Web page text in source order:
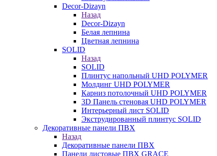
Decor-Dizayn
Назад
Decor-Dizayn
Белая лепнина
Цветная лепнина
SOLID
Назад
SOLID
Плинтус напольный UHD POLYMER
Молдинг UHD POLYMER
Карниз потолочный UHD POLYMER
3D Панель стеновая UHD POLYMER
Интерьерный лист SOLID
Экструдированный плинтус SOLID
Декоративные панели ПВХ
Назад
Декоративные панели ПВХ
Панели листовые ПВХ GRACE